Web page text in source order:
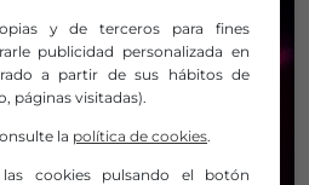
y de terceros para fines
publicidad personalizada en
a partir de sus hábitos de
páginas visitadas).
la política de cookies.
cookies pulsando el botón